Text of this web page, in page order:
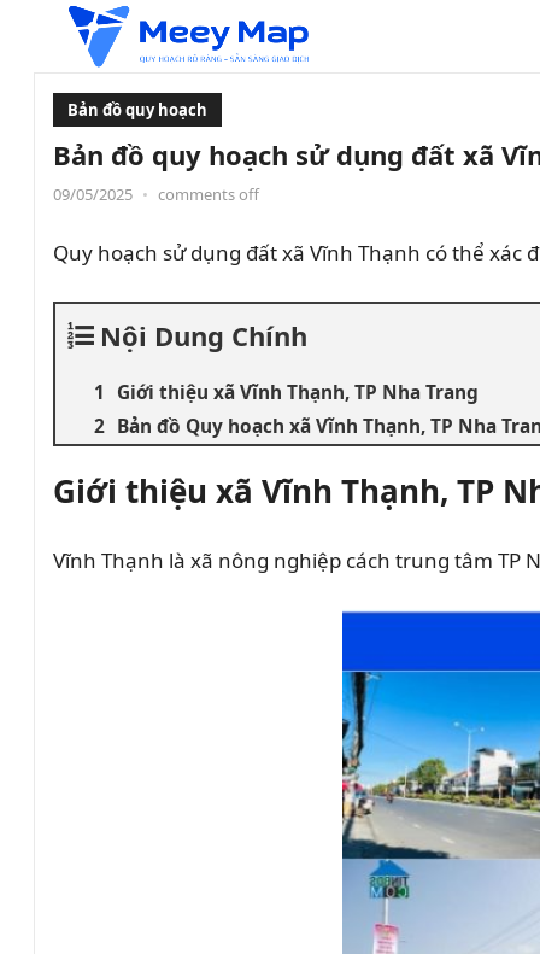
Bản đồ quy hoạch
Bản đồ quy hoạch sử dụng đất xã
09/05/2025 • comments off
Quy hoạch sử dụng đất xã Vĩnh Thạnh có thể
Nội Dung Chính
Giới thiệu xã Vĩnh Thạnh, TP Nha Trang
Bản đồ Quy hoạch xã Vĩnh Thạnh, TP Nha
Giới thiệu xã Vĩnh Thạnh, TP
Vĩnh Thạnh là xã nông nghiệp cách trung tâm TP